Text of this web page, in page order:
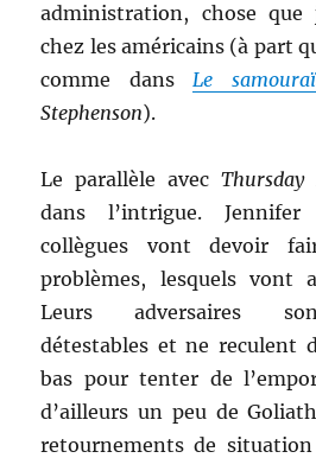
administration, chose que
chez les américains (à part
comme dansLe
Stephenson).
Le parallèle avecThursday
dans l’intrigue.
collègues vont devoir
problèmes, lesquels vont
Leurs adversaires
détestables et ne reculent
bas pour tenter de
d’ailleurs un peu de
retournements de